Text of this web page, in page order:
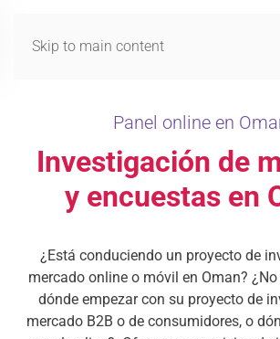
Skip to main content
Panel online en
Investigación de
y encuestas en
¿Está conduciendo un proyecto de
mercado online o móvil en Oman?
dónde empezar con su proyecto de
mercado B2B o de consumidores, o